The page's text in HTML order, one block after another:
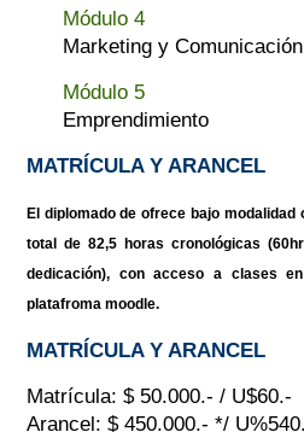
Módulo 4
Marketing y Comunicación
Módulo 5
Emprendimiento
MATRÍCULA Y ARANCEL
El diplomado de ofrece bajo
total de 82,5 horas cronológicas
dedicación), con acceso a clases
platafroma moodle.
MATRÍCULA Y ARANCEL
Matrícula: $ 50.000.- / U$60.-
Arancel: $ 450.000.- */